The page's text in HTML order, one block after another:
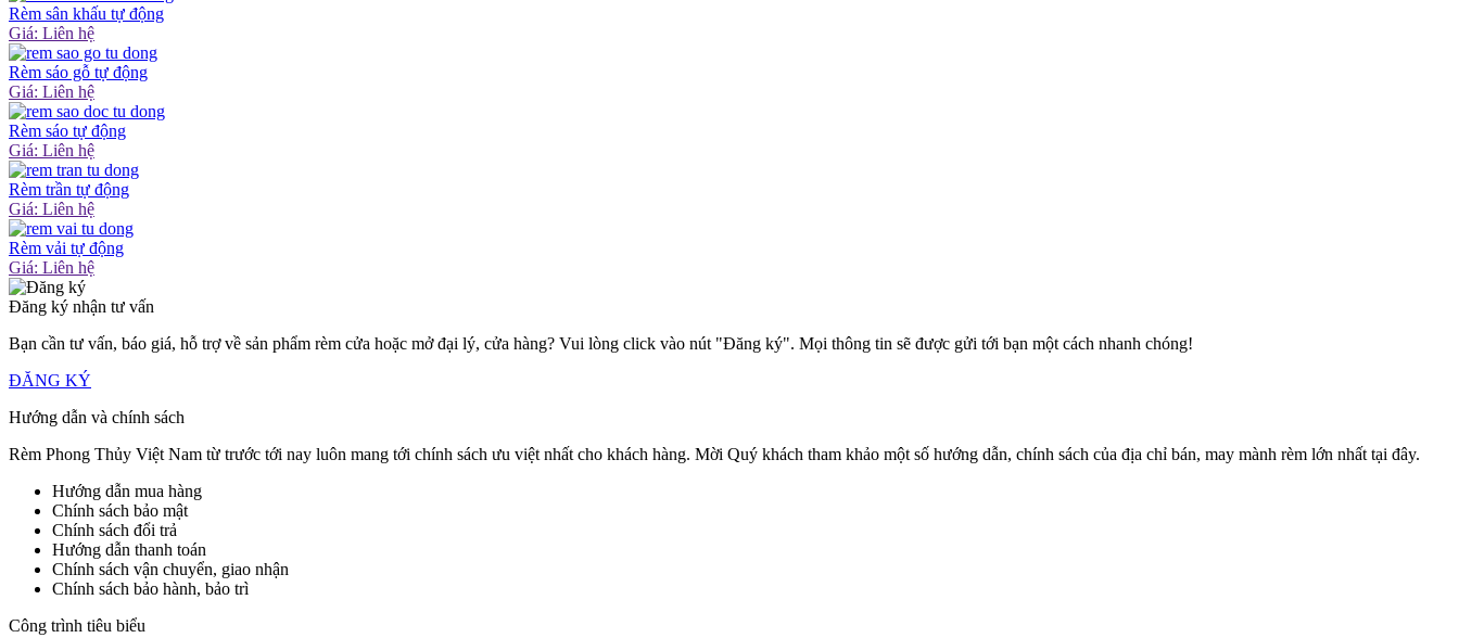
Rèm sân khấu tự động
Giá: Liên hệ
Rèm sáo gỗ tự động
Giá: Liên hệ
Rèm sáo tự động
Giá: Liên hệ
Rèm trần tự động
Giá: Liên hệ
Rèm vải tự động
Giá: Liên hệ
Đăng ký nhận tư vấn
Bạn cần tư vấn, báo giá, hỗ trợ về sản phẩm rèm cửa hoặc mở đại lý, cửa hàng? Vui lòng click vào nút "Đăng ký". Mọi thông tin sẽ được gửi tới bạn một cách nhanh chóng!
ĐĂNG KÝ
Hướng dẫn và chính sách
Rèm Phong Thủy Việt Nam từ trước tới nay luôn mang tới chính sách ưu việt nhất cho khách hàng. Mời Quý khách tham khảo một số hướng dẫn, chính sách của địa chỉ bán, may mành rèm lớn nhất tại đây.
Hướng dẫn mua hàng
Chính sách bảo mật
Chính sách đổi trả
Hướng dẫn thanh toán
Chính sách vận chuyển, giao nhận
Chính sách bảo hành, bảo trì
Công trình tiêu biểu